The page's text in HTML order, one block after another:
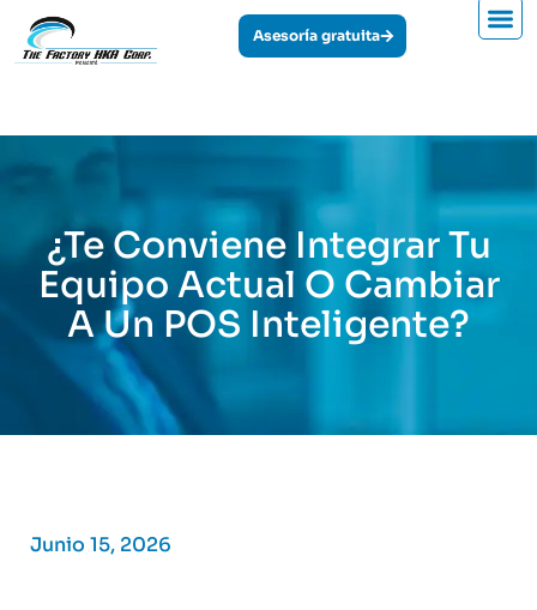
Asesoría gratuita
¿Te Conviene Integrar Tu
Equipo Actual O Cambiar
A Un POS Inteligente?
Junio 15, 2026